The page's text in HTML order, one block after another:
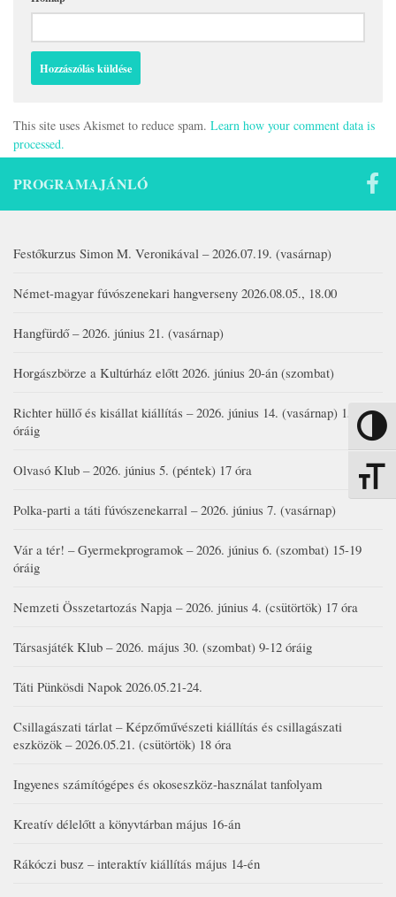
Nagy
This site uses Akismet to reduce spam. Learn how your comment data is
processed.
PROGRAMAJÁNLÓ
Festőkurzus Simon M. Veronikával – 2026.07.19. (vasárnap)
Német-magyar fúvószenekari hangverseny 2026.08.05., 18.00
Hangfürdő – 2026. június 21. (vasárnap)
Horgászbörze a Kultúrház előtt 2026. június 20-án (szombat)
Richter hüllő és kisállat kiállítás – 2026. június 14. (vasárnap) 15-17
óráig
Olvasó Klub – 2026. június 5. (péntek) 17 óra
Polka-parti a táti fúvószenekarral – 2026. június 7. (vasárnap)
Vár a tér! – Gyermekprogramok – 2026. június 6. (szombat) 15-19
óráig
Nemzeti Összetartozás Napja – 2026. június 4. (csütörtök) 17 óra
Társasjáték Klub – 2026. május 30. (szombat) 9-12 óráig
Táti Pünkösdi Napok 2026.05.21-24.
Csillagászati tárlat – Képzőművészeti kiállítás és csillagászati
eszközök – 2026.05.21. (csütörtök) 18 óra
Ingyenes számítógépes és okoseszköz-használat tanfolyam
Kreatív délelőtt a könyvtárban május 16-án
Rákóczi busz – interaktív kiállítás május 14-én